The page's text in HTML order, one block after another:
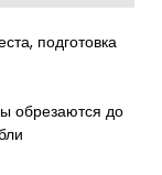
обрезаются до